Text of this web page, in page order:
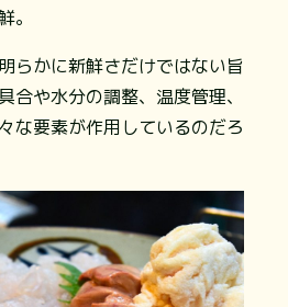
。
らかに新鮮さだけではない旨
合や水分の調整、温度管理、
な要素が作用しているのだろ